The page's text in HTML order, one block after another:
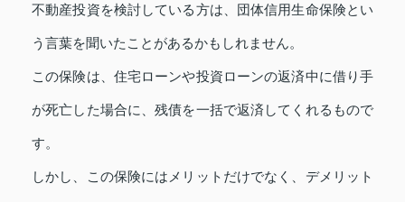
不動産投資を検討している方は、団体信用生命保険とい
う言葉を聞いたことがあるかもしれません。
この保険は、住宅ローンや投資ローンの返済中に借り手
が死亡した場合に、残債を一括で返済してくれるもので
す。
しかし、この保険にはメリットだけでなく、デメリット